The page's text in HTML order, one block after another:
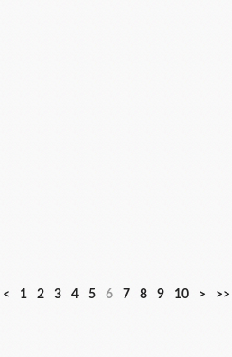
< 1 2 3 4 5 6 7 8 9 10 > >>